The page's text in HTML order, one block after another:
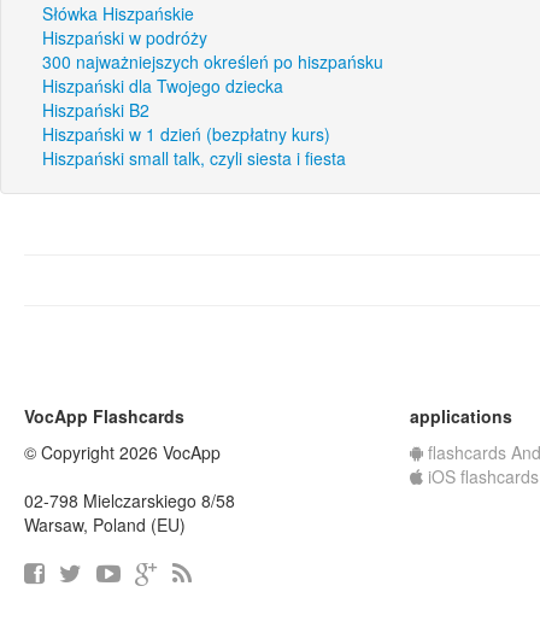
Słówka Hiszpańskie
Hiszpański w podróży
300 najważniejszych określeń po hiszpańsku
Hiszpański dla Twojego dziecka
Hiszpański B2
Hiszpański w 1 dzień (bezpłatny kurs)
Hiszpański small talk, czyli siesta i fiesta
VocApp Flashcards
© Copyright 2026 VocApp
02-798 Mielczarskiego 8/58
Warsaw, Poland (EU)
applications
flashcards
iOS flashcards